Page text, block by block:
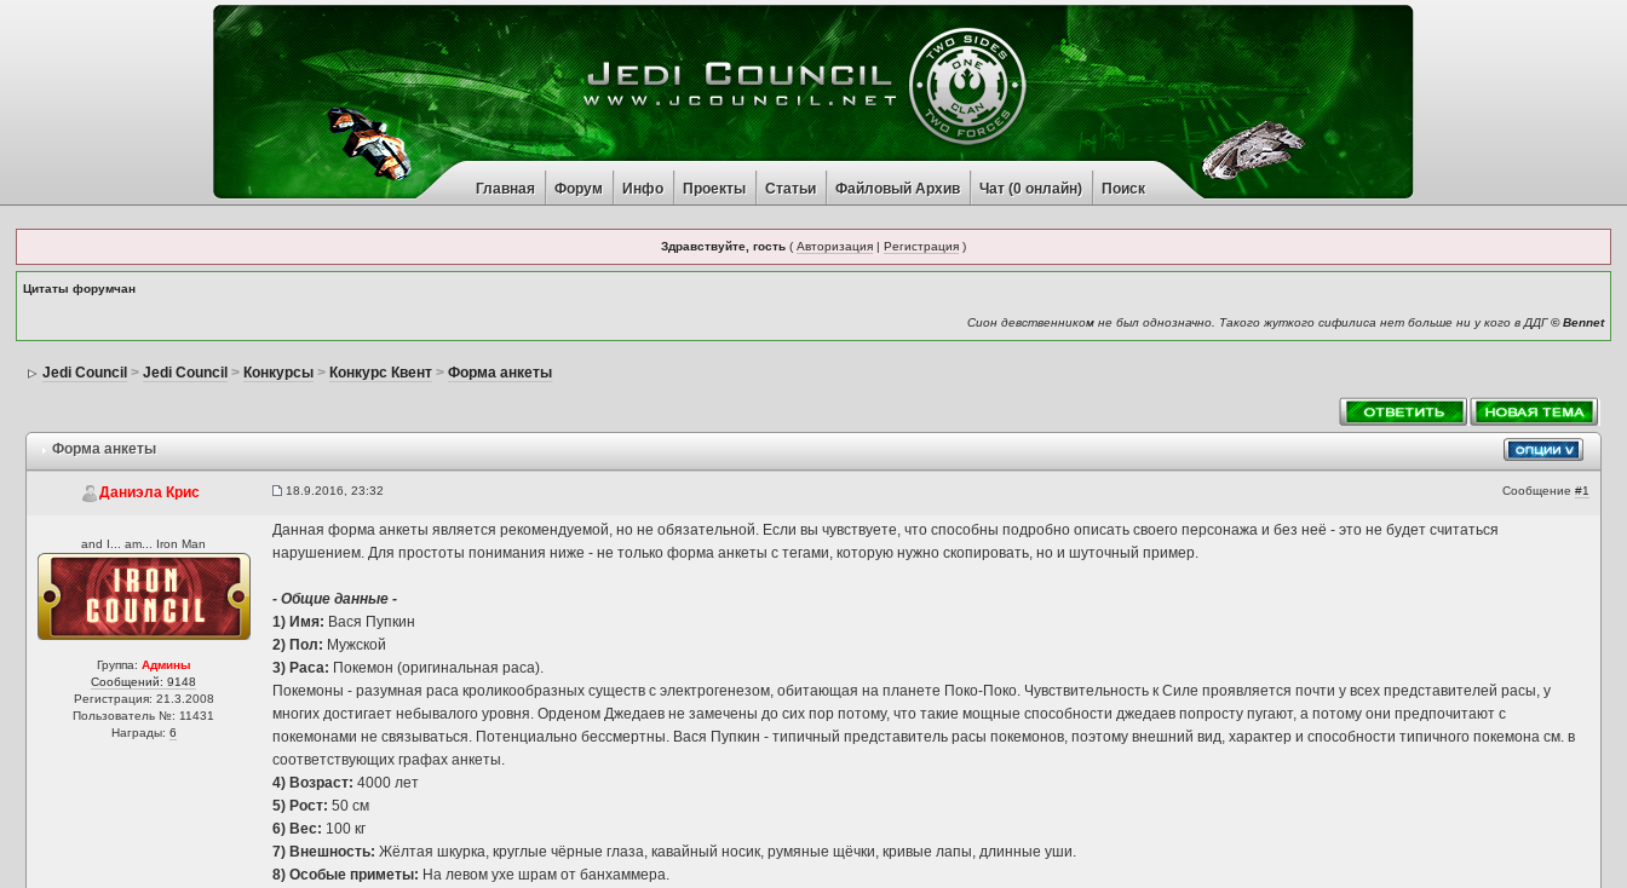
Главная Форум Инфо Проекты Статьи Файловый Архив Чат (0онлайн) Поиск
Здравствуйте, гость( Авторизация| Регистрация)
Цитаты форумчан
Сион девственником не был однозначно. Такого жуткого сифилиса нет больше ни у кого в ДДГ© Bennet
Jedi Council > Jedi Council > Конкурсы> Конкурс Квент> Форма анкеты
Форма анкеты
Даниэла Крис 18.9.2016, 23:32 Сообщение #1
and I... am... Iron Man
Группа: Админы
Сообщений: 9148
Регистрация: 21.3.2008
Пользователь №: 11431
Награды: 6
Данная форма анкеты является рекомендуемой, но не обязательной. Если вы чувствуете, что способны подробно описать своего персонажа и без неё - это не будет считаться
нарушением. Для простоты понимания ниже - не только форма анкеты с тегами, которую нужно скопировать, но и шуточный пример.
- Общие данные -
1) Имя: Вася Пупкин
2) Пол: Мужской
3) Раса: Покемон (оригинальная раса).
Покемоны - разумная раса кроликообразных существ с электрогенезом, обитающая на планете Поко-Поко. Чувствительность к Силе проявляется почти у всех представителей расы, у
многих достигает небывалого уровня. Орденом Джедаев не замечены до сих пор потому, что такие мощные способности джедаев попросту пугают, а потому они предпочитают с
покемонами не связываться. Потенциально бессмертны. Вася Пупкин - типичный представитель расы покемонов, поэтому внешний вид, характер и способности типичного покемона см. в
соответствующих графах анкеты.
4) Возраст: 4000 лет
5) Рост: 50 см
6) Вес: 100 кг
7) Внешность: Жёлтая шкурка, круглые чёрные глаза, кавайный носик, румяные щёчки, кривые лапы, длинные уши.
8) Особые приметы: На левом ухе шрам от банхаммера.